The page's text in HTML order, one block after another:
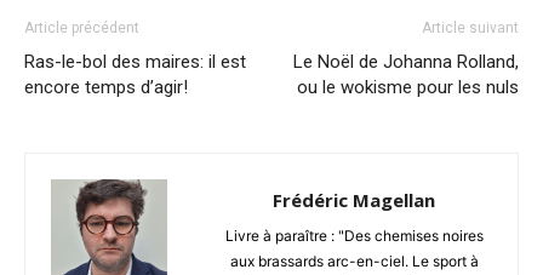
Article précédent
Ras-le-bol des maires: il est
encore temps d’agir!
Article suivant
Le Noël de Johanna Rolland,
ou le wokisme pour les nuls
Frédéric Magellan
Livre à paraître : "Des chemises noires
aux brassards arc-en-ciel. Le sport à